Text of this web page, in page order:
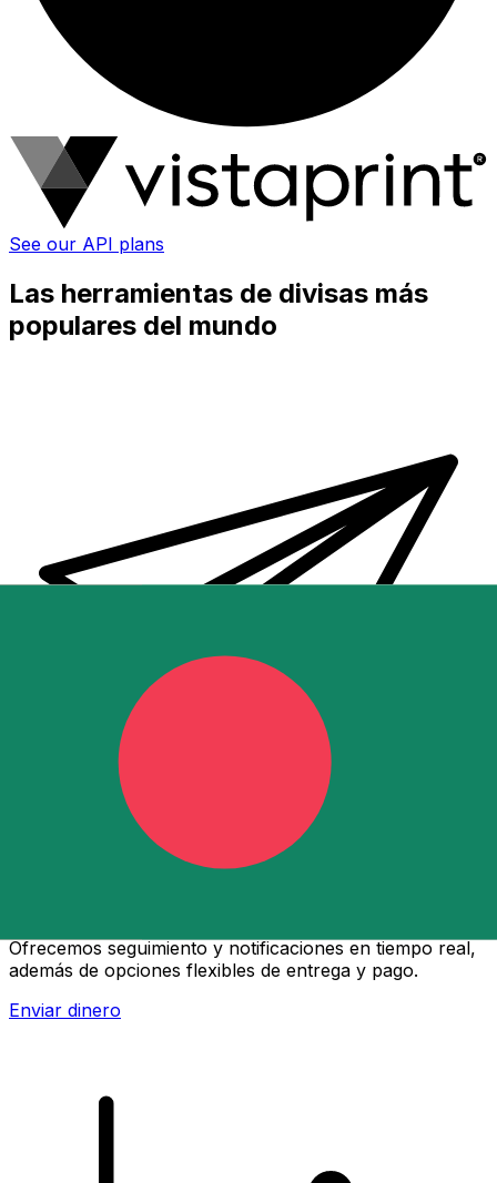
See our API plans
Las herramientas de divisas más
populares del mundo
Ofrecemos seguimiento y notificaciones en tiempo real,
además de opciones flexibles de entrega y pago.
Enviar dinero